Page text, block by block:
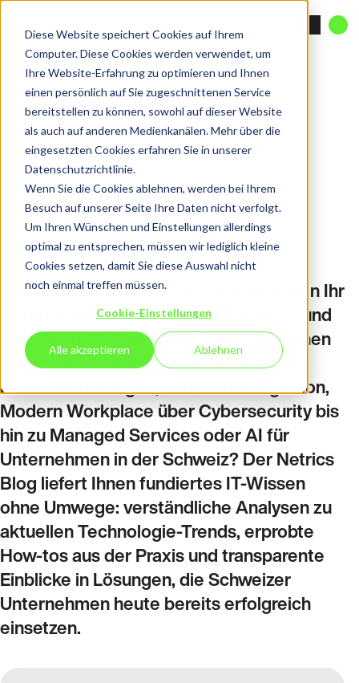
Diese Website speichert Cookies auf Ihrem
Computer. Diese Cookies werden verwendet, um
Ihre Website-Erfahrung zu optimieren und Ihnen
einen persönlich auf Sie zugeschnittenen Service
bereitstellen zu können, sowohl auf dieser Website
als auch auf anderen Medienkanälen. Mehr über die
eingesetzten Cookies erfahren Sie in unserer
Datenschutzrichtlinie.
Wenn Sie die Cookies ablehnen, werden bei Ihrem
Besuch auf unserer Seite Ihre Daten nicht verfolgt.
Um Ihren Wünschen und Einstellungen allerdings
optimal zu entsprechen, müssen wir lediglich kleine
Cookies setzen, damit Sie diese Auswahl nicht
noch einmal treffen müssen.
Cookie-Einstellungen
Alle akzeptieren Ablehnen
Blog
Sie wollen wissen, welche Technologien Ihr
Unternehmen wirklich voranbringen – und
welche nur Schlagworte sind? Sie suchen
praxisnahe Antworten auf konkrete IT-
Herausforderungen, von Cloud-Migration,
Modern Workplace über Cybersecurity bis
hin zu Managed Services oder AI für
Unternehmen in der Schweiz? Der Netrics
Blog liefert Ihnen fundiertes IT-Wissen
ohne Umwege: verständliche Analysen zu
aktuellen Technologie-Trends, erprobte
How-tos aus der Praxis und transparente
Einblicke in Lösungen, die Schweizer
Unternehmen heute bereits erfolgreich
einsetzen.